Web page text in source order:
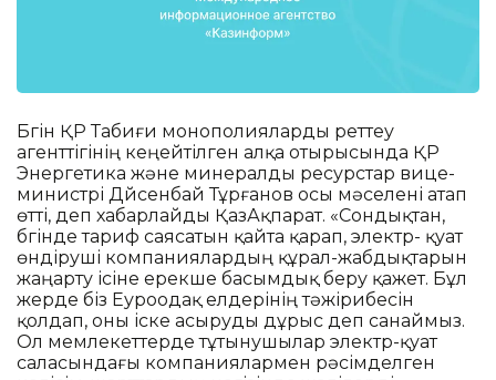
Бүгін ҚР Табиғи монополияларды реттеу
агенттігінің кеңейтілген алқа отырысында ҚР
Энергетика және минералды ресурстар вице-
министрі Дүйсенбай Тұрғанов осы мәселені атап
өтті, деп хабарлайды ҚазАқпарат. «Сондықтан,
бүгінде тариф саясатын қайта қарап, электр- қуат
өндіруші компаниялардың құрал-жабдықтарын
жаңарту ісіне ерекше басымдық беру қажет. Бұл
жерде біз Еуроодақ елдерінің тәжірибесін
қолдап, оны іске асыруды дұрыс деп санаймыз.
Ол мемлекеттерде тұтынушылар электр-қуат
саласындағы компаниялармен рәсімделген